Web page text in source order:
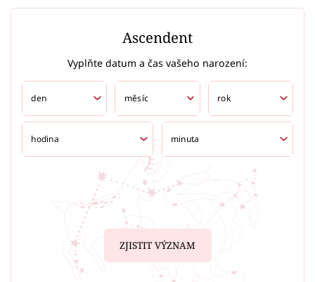
Ascendent
Vyplňte datum a čas vašeho narození:
ZJISTIT VÝZNAM